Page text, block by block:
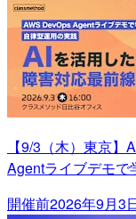
【9/3（木）東京
Agentライブデモで
開催前2026年9月3